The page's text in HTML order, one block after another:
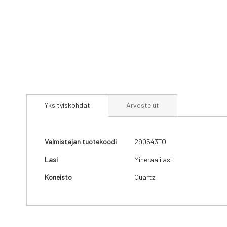
to
images
gallery
Yksityiskohdat
Yksityiskohdat
Valmistajan tuotekoodi 290543TQ
Lasi Mineraalilasi
Koneisto Quartz
Arvostelut